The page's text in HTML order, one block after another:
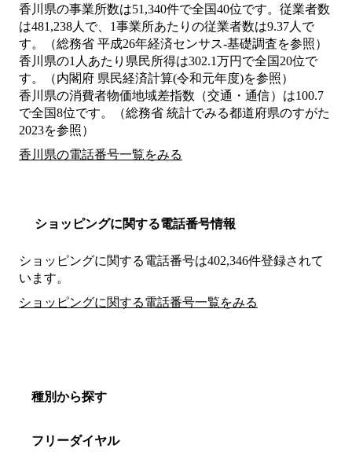
香川県の事業所数は51,340件で全国40位です。従業者数
は481,238人で、1事業所あたりの従業者数は9.37人で
す。（総務省 平成26年経済センサス‐基礎調査を参照）
香川県の1人あたり県民所得は302.1万円で全国20位で
す。（内閣府 県民経済計算(令和元年度)を参照）
香川県の消費者物価地域差指数（交通・通信）は100.7
で全国8位です。（総務省 統計でみる都道府県のすがた
2023を参照）
香川県の電話番号一覧をみる
ショッピングに関する電話番号情報
ショッピングに関する電話番号は402,346件登録されて
います。
ショッピングに関する電話番号一覧をみる
種別から探す
フリーダイヤル